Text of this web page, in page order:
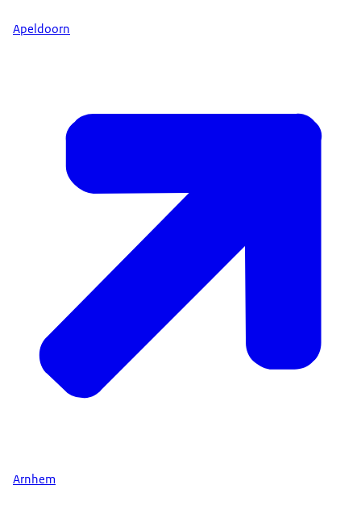
Apeldoorn
Arnhem